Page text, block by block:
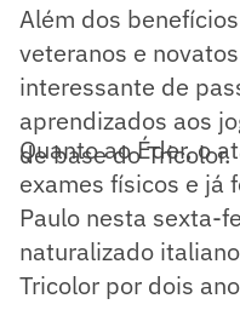
Além dos
veteranos e
interessante de
aprendizados aos
de base do Tricolor.
Quanto ao Éder, o
exames físicos e já
Paulo nesta sexta-
naturalizado
Tricolor por dois